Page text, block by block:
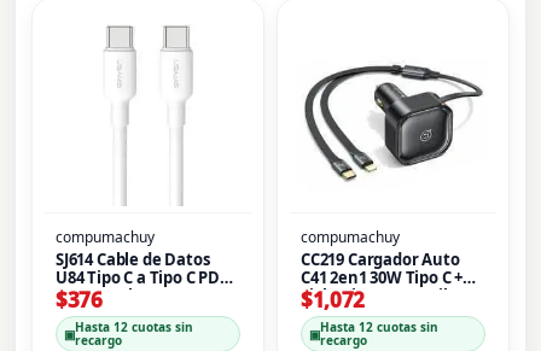
compumachuy
SJ614 Cable de Datos
U84 Tipo C a Tipo C PD
▣Hasta 12 cuotas sin
recargo
$376
compumachuy
CC219 Cargador Auto
C41 2en1 30W Tipo C +
Lightning Retractil
Negro USAMS
▣Hasta 12 cuotas sin
recargo
$1,072